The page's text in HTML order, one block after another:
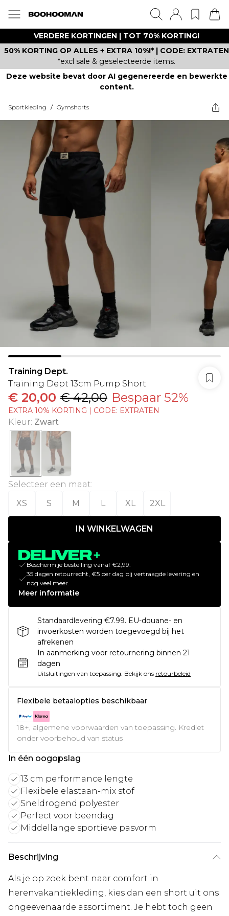
VERDERE KORTINGEN | TOT 70% KORTING!
50% KORTING OP ALLES + EXTRA 10%!* | CODE: EXTRATEN
*excl sale & geselecteerde items.
Deze website bevat door AI gegenereerde en bewerkte
content.
Sportkleding / Gymshorts
Training Dept.
Training Dept 13cm Pump Short
€ 20,00 € 42,00 Bespaar 52%
EXTRA 10% KORTING | CODE: EXTRATEN
Kleur: Zwart
Selecteer een maat:
XS
S M L XL 2XL
IN WINKELWAGEN
Bescherm je bestelling vanaf €2,99.
35 dagen retourrecht, €5 per dag bij vertraagde levering en
nog veel meer.
Meer informatie
Standaardlevering €7.99. EU-douane- en
invoerkosten worden toegevoegd bij het
afrekenen
In aanmerking voor retournering binnen 21
dagen
Uitsluitingen van toepassing. Bekijk ons retourbeleid
Flexibele betaalopties beschikbaar
18+, algemene voorwaarden van toepassing. Krediet
onder voorbehoud van status
In één oogopslag
13 cm performance lengte
Flexibele elastaan-mix stof
Sneldrogend polyester
Perfect voor beendag
Middellange sportieve pasvorm
Beschrijving
Als je op zoek bent naar comfort in
herenvakantiekleding, kies dan een short uit ons
ongeëvenaarde assortiment. Je hebt toch geen